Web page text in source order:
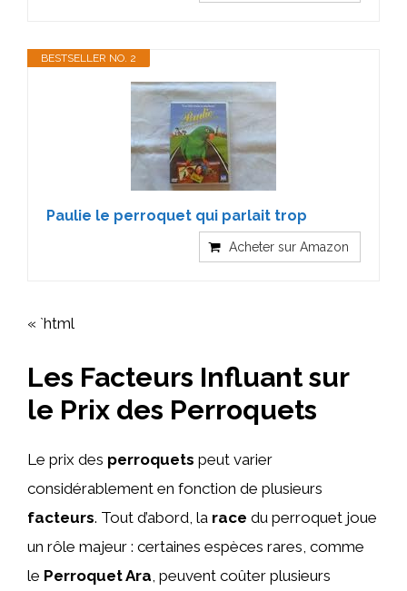
BESTSELLER NO. 2
Paulie le perroquet qui parlait trop
Acheter sur Amazon
« `html
Les Facteurs Influant sur
le Prix des Perroquets
Le prix des perroquets peut varier
considérablement en fonction de plusieurs
facteurs. Tout d’abord, la race du perroquet joue
un rôle majeur : certaines espèces rares, comme
le Perroquet Ara , peuvent coûter plusieurs